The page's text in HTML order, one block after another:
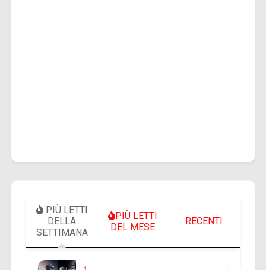
PIÙ LETTI
DELLA
SETTIMANA
PIÙ LETTI
DEL MESE
RECENTI